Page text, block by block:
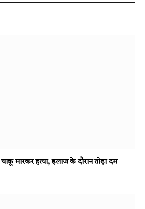
मारकर हत्या, इलाज के दौरान तोड़ा दम